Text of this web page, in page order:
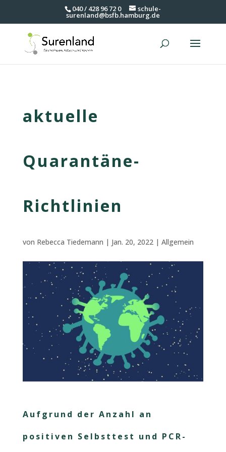
040 / 428 96 72 0 schule-
surenland@bsfb.hamburg.de
aktuelle
Quarantäne-
Richtlinien
von Rebecca Tiedemann | Jan. 20, 2022| Allgemein
Aufgrund der Anzahl an
positiven Selbsttest und PCR-